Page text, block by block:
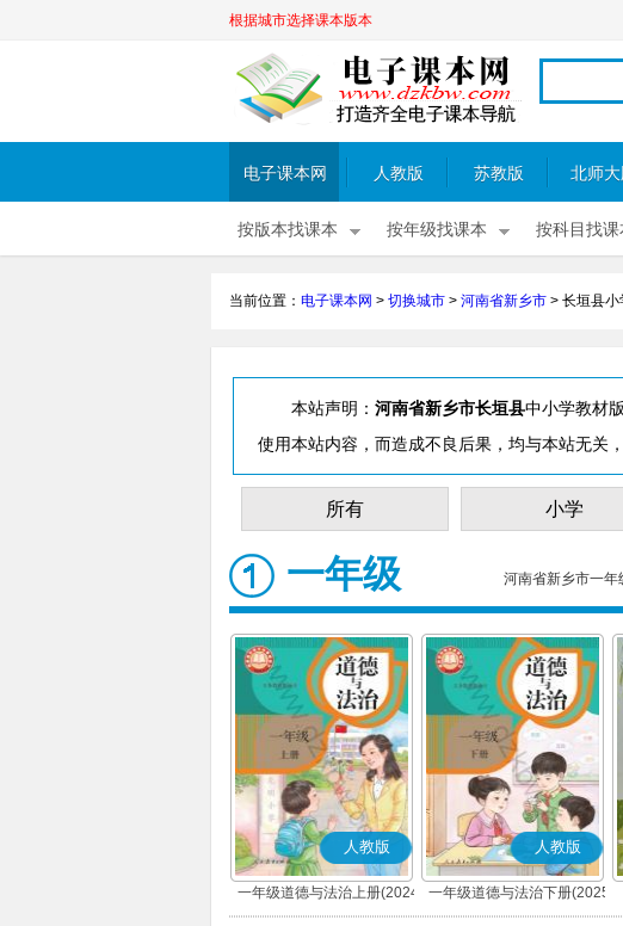
根据城市选择课本版本
电子课本网 人教版 苏教版 北师大
按版本找课本 按年级找课本 按科目找课
当前位置： 电子课本网 > 切换城市 > 河南省新乡市 > 长垣县小
本站声明： 河南省新乡市长垣县中小学教材
使用本站内容，而造成不良后果，均与本站无关
所有 小学
一年级 河南省新乡市一年
人教版
一年级道德与法治上册(2024
秋版)(部编版)
人教版
一年级道德与法治下册(2025
春版)(部编版)